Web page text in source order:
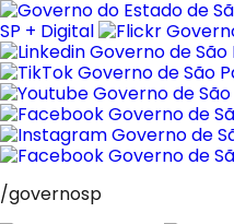
Pular
para
o
conteúdo
SP + Digital
/governosp